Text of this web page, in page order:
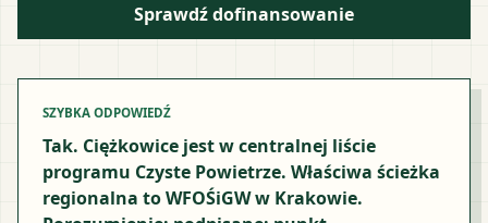
Sprawdź dofinansowanie
SZYBKA ODPOWIEDŹ
Tak. Ciężkowice jest w centralnej liście
programu Czyste Powietrze. Właściwa ścieżka
regionalna to WFOŚiGW w Krakowie.